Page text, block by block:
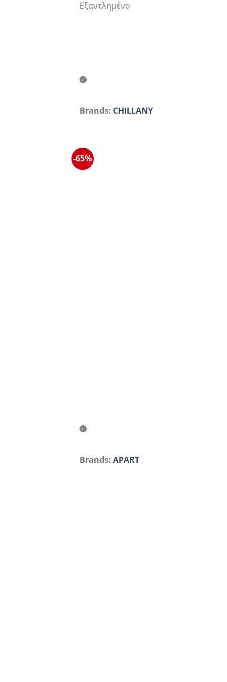
Εξαντλημένο
Brands: CHILLANY
-65%
Brands: APART